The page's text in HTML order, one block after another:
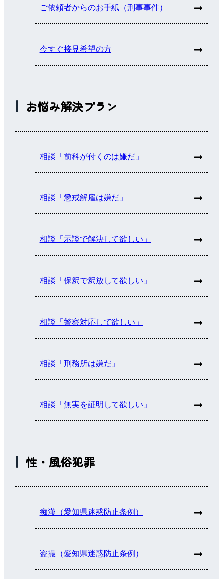
ご依頼者からのお手紙（刑事事件）
今すぐ接見希望の方
お悩み解決プラン
相談「前科が付くのは嫌だ」
相談「懲戒解雇は嫌だ」
相談「示談で解決して欲しい」
相談「保釈で釈放して欲しい」
相談「警察対応して欲しい」
相談「刑務所は嫌だ」
相談「無実を証明して欲しい」
性・風俗犯罪
痴漢（愛知県迷惑防止条例）
盗撮（愛知県迷惑防止条例）